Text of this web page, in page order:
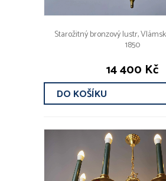
Starožitný bronzový lustr,
1850
14 400 Kč
DO KOŠÍKU